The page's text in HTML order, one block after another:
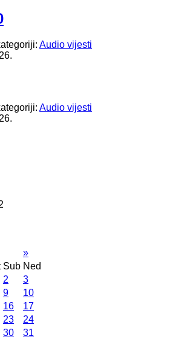
Audio vijesti
Audio vijesti
»
Sub Ned
2
3
9
10
16
17
23
24
30 31